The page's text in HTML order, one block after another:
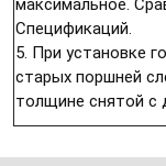
Спецификаций.
5. При установке
старых поршней
толщине снятой с